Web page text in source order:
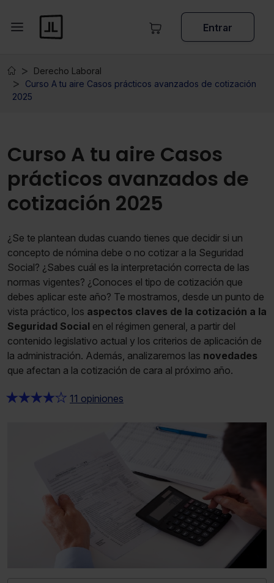
Entrar
Derecho Laboral
Curso A tu aire Casos prácticos avanzados de cotización
2025
Curso A tu aire Casos
prácticos avanzados de
cotización 2025
¿Se te plantean dudas cuando tienes que decidir si un
concepto de nómina debe o no cotizar a la Seguridad
Social? ¿Sabes cuál es la interpretación correcta de las
normas vigentes? ¿Conoces el tipo de cotización que
debes aplicar este año? Te mostramos, desde un punto de
vista práctico, los aspectos claves de la cotización a la
Seguridad Social en el régimen general, a partir del
contenido legislativo actual y los criterios de aplicación de
la administración. Además, analizaremos las novedades
que afectan a la cotización de cara al próximo año.
★★★★★ 11 opiniones